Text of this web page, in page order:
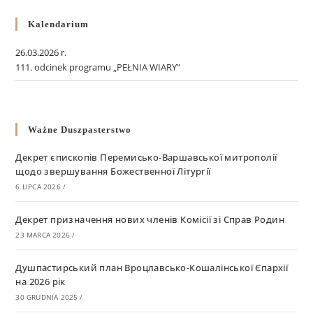
Kalendarium
26.03.2026 r.
111. odcinek programu „PEŁNIA WIARY”
Ważne Duszpasterstwo
Декрет єпископів Перемисько-Варшавської митрополії
щодо звершування Божественної Літургії
6 LIPCA 2026 /
Декрет призначення нових членів Комісії зі Справ Родин
23 MARCA 2026 /
Душпастирський план Вроцлавсько-Кошалінської Єпархії
на 2026 рік
30 GRUDNIA 2025 /